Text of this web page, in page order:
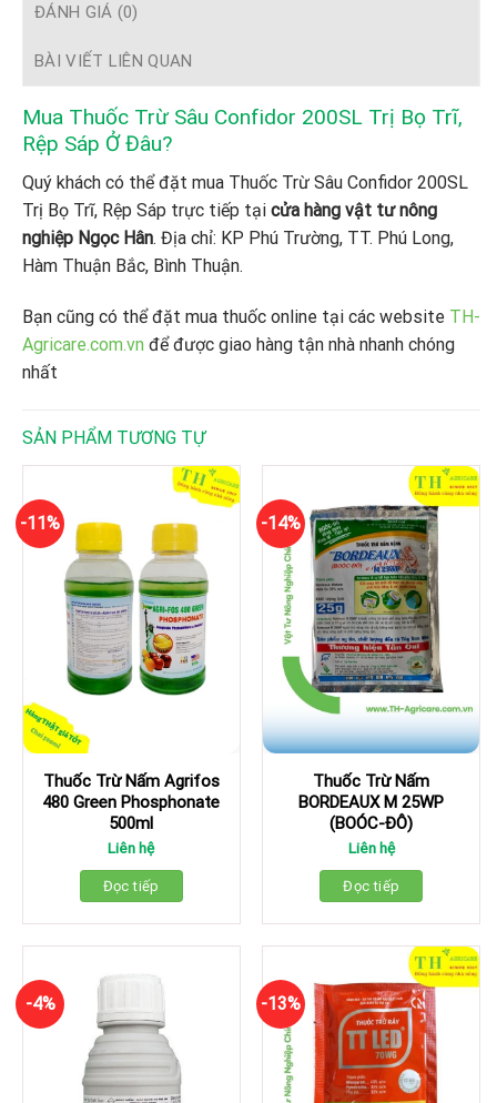
ĐÁNH GIÁ (0)
BÀI VIẾT LIÊN QUAN
Mua Thuốc Trừ Sâu Confidor 200SL Trị Bọ Trĩ,
Rệp Sáp Ở Đâu?
Quý khách có thể đặt mua Thuốc Trừ Sâu Confidor 200SL
Trị Bọ Trĩ, Rệp Sáp trực tiếp tại cửa hàng vật tư nông
nghiệp Ngọc Hân. Địa chỉ: KP Phú Trường, TT. Phú Long,
Hàm Thuận Bắc, Bình Thuận.
Bạn cũng có thể đặt mua thuốc online tại các website TH-
Agricare.com.vn để được giao hàng tận nhà nhanh chóng
nhất
SẢN PHẨM TƯƠNG TỰ
-11%
Thuốc Trừ Nấm Agrifos
480 Green Phosphonate
500ml
Liên hệ
Đọc tiếp
-14%
Thuốc Trừ Nấm
BORDEAUX M 25WP
(BOÓC-ĐÔ)
Liên hệ
Đọc tiếp
-4% -13%